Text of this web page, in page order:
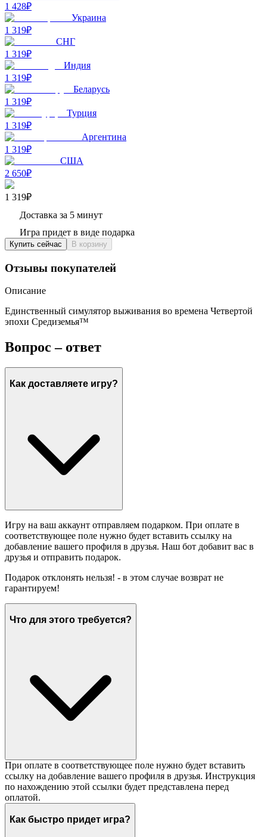
1 428₽
Украина
1 319₽
СНГ
1 319₽
Индия
1 319₽
Беларусь
1 319₽
Турция
1 319₽
Аргентина
1 319₽
США
2 650₽
1 319₽
Доставка за 5 минут
Игра придет в виде подарка
Купить сейчас В корзину
Отзывы покупателей
Описание
Единственный симулятор выживания во времена Четвертой
эпохи Средиземья™
Вопрос – ответ
Как доставляете игру?
Игру на ваш аккаунт отправляем подарком. При оплате в
соответствующее поле нужно будет вставить ссылку на
добавление вашего профиля в друзья. Наш бот добавит вас в
друзья и отправить подарок.
Подарок отклонять нельзя! - в этом случае возврат не
гарантируем!
Что для этого требуется?
При оплате в соответствующее поле нужно будет вставить
ссылку на добавление вашего профиля в друзья. Инструкция
по нахождению этой ссылки будет представлена перед
оплатой.
Как быстро придет игра?